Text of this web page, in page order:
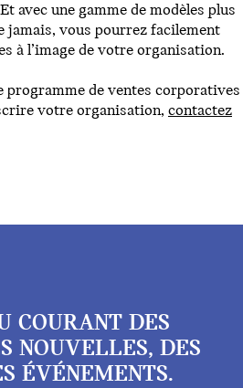
avec une gamme de modèles plus
jamais, vous pourrez facilement
à l’image de votre organisation.
programme de ventes corporatives
votre organisation, contactez
COURANT DES
NOUVELLES, DES
ÉVÉNEMENTS.